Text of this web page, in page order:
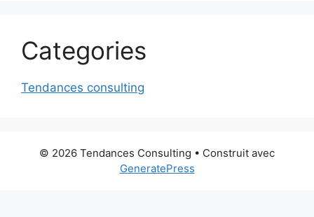
Categories
Tendances consulting
© 2026 Tendances Consulting • Construit avec
GeneratePress